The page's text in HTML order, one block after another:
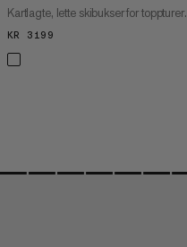
Kartlagte, lette skibukser for toppturer.
KR 3199